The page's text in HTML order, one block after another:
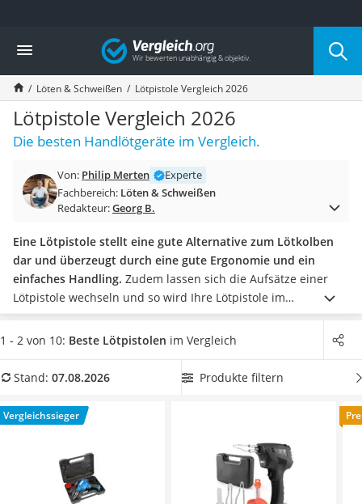
Die beliebtesten Vergleiche nach Kategorie
Baumarkt
Tresor feuerfest
Makita-Akku-Rasenmäher
Kappsäge
Smartes Türschloss
Akku-Rasentrimmer
Split-Klimaanlage 2 Innengeräte
Pelletofen
Tiefbrunnenpumpe
Fliesenschneider
Hochdruckreiniger
Doppelschleifer
Überwachungskamera
Benzinrasenmäher mit Elektrostart
Löschdecke
Winterharte Palmen
Gasdurchlauferhitzer
Vergleich
Löten & Schweißen Lötpistole Vergleich 2026
Lötpistole Vergleich 2026
Die besten Handlötgeräte im Vergleich.
Von: Philip Merten
Experte
Fachbereich: Löten & Schweißen
Redakteur:Georg B.
Eine Lötpistole stellt eine gute Alternative zum Lötkolben
dar und überzeugt durch eine gute Ergonomie und ein
einfaches Handling. Zudem lassen sich die Aufsätze einer
Lötpistole wechseln und so wird Ihre Lötpistole im
Handumdrehen zum Heißschneider. Eine Lötpistole mit einer
Aufheizdauer von maximal drei Minuten ist schnell
Sie jetzt eine Lötpistole mit Drahtvorschub aus unserer
sind, das sich einhändig bedienen lässt.
hier im August 2026 besonders das Modell
1 - 2 von 10: Beste Lötpistolen im Vergleich
Stand: 07.08.2026 Produkte filtern
Vergleichssieger